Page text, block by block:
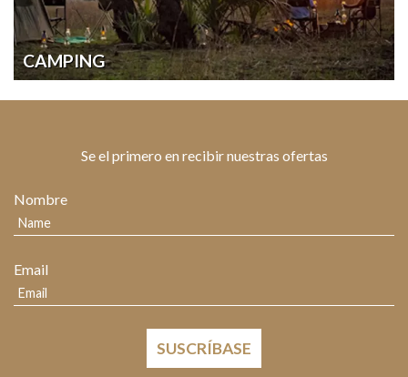
CAMPING
Se el primero en recibir nuestras ofertas
Nombre
Email
SUSCRÍBASE